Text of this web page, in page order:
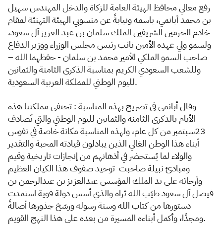
رفع معالي محافظ الهيئة العامة للزكاة والدخل المهندس سهيل
بن محمد أبانمي، باسمه ونيابةً عن منسوبي الهيئة التهنئة لمقام
خادم الحرمين الشريفين الملك سلمان بن عبد العزيز آل سعود،
ولسمو ولي عهده الأمين نائب رئيس مجلس الوزراء ووزير الدفاع
صاحب السمو الملكي الأمير محمد بن سلمان - حفظهما الله –
وللشعب السعودي الكريم بمناسبة الذكرى الثامنة والثمانين
لليوم الوطني للمملكة العربية السعودية.
وقال أبانمي في تصريح بهذه المناسبة : تحتفي مملكتنا هذه
الأيام بالذكرى الثامنة والثمانين لليوم الوطني والتي تُصادف
23سبتمبر من كل عام، ولهذه المناسبة مكانة خاصة في نفوس
أبناء هذا الوطن الغالي الذين يبادلون قيادته المحبة والتقدير
والولاء لما يُستحضر في أذهانهم من إنجازات تاريخية وقيم
ومبادئ نبيلة صاحبت توحيد صفوف هذا الكيان العظيم
وأرجائه على يد الملك المؤسس عبدالعزيز بن عبدالرحمن بن
فيصل آل سعود طيّب الله ثراه والذي أسس دولة قوية استمدت
دستورها من كتاب الله وسنة رسوله ورسّخ جذورها أصالةً
ومجدًا، وأكمل أبناءه المسيرة من بعده على هذا النهج القويم.